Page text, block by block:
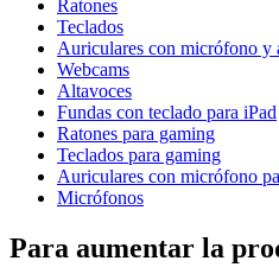
Ratones
Teclados
Auriculares con micrófono y
Webcams
Altavoces
Fundas con teclado para iPad
Ratones para gaming
Teclados para gaming
Auriculares con micrófono
Micrófonos
Para aumentar la